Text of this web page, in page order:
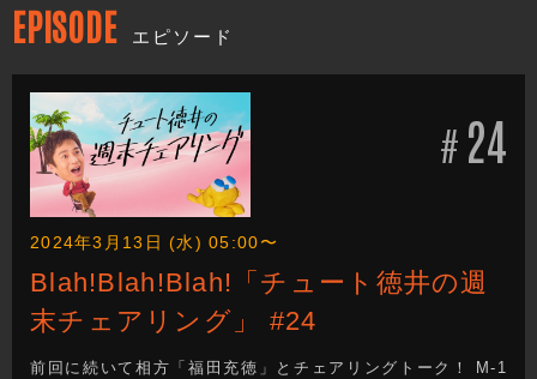
EPISODE エピソード
# 24
2024年3月13日 (水) 05:00〜
Blah!Blah!Blah!「チュート徳井の週
末チェアリング」 #24
前回に続いて相方「福田充徳」とチェアリングトーク！ M-1